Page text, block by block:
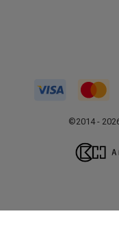
©2014 -